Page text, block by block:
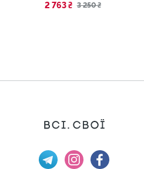
2 763 ₴ 3 250 ₴